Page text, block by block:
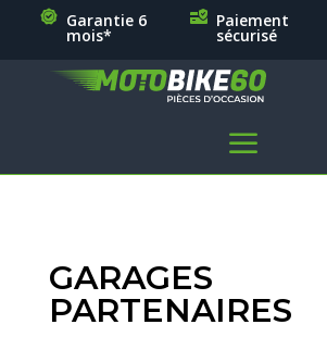
Garantie 6
mois*
Paiement
sécurisé
a
GARAGES
PARTENAIRES